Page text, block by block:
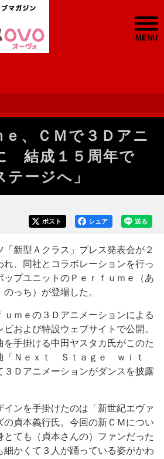
MENU
ｅ、ＣＭで３Ｄアニ
結成１５周年で
テージへ」
送る
シェア
ポスト
新型Ａクラス」プレス発表会が２
れ、同社とコラボレーションを行っ
ップユニットのＰｅｒｆｕｍｅ（あ
っち）が登場した。
ｍｅの３Ｄアニメーションによる
および特設ウェブサイトで公開。
を手掛ける中田ヤスタカ氏がこのた
「Ｎｅｘｔ Ｓｔａｇｅ ｗｉｔ
Ｄアニメーションがダンスを披露
ンを手掛けたのは「新世紀エヴァ
の貞本義行氏。今回の新ＣＭについ
とても（貞本さんの）ファンだった
細かくて３人が踊っている姿がかわ